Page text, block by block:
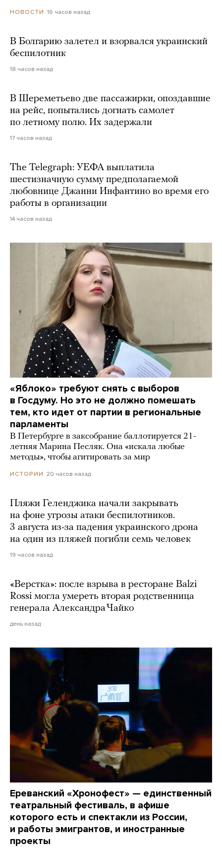
НОВОСТИ 16 часов назад
В Болгарию залетел и взорвался украинский
беспилотник
18 часов назад
В Шереметьево две пассажирки, опоздавшие
на рейс, попытались догнать самолет
по летному полю. Их задержали
17 часов назад
The Telegraph: УЕФА выплатила
шестизначную сумму предполагаемой
любовнице Джанни Инфантино во время его
работы в организации
14 часов назад
«Яблоко» требуют снять с выборов
в Госдуму. Но это не должно помешать
тем, кто идет от партии в региональные
парламенты
В Петербурге в заксобрание баллотируется 21-
летняя Марина Песляк. Она «искала любые
методы», чтобы агитировать за мир
ИСТОРИИ 20 часов назад
Пляжи Геленджика начали закрывать
на фоне угрозы атаки беспилотников.
3 августа из-за падения украинского дрона
на один из пляжей погибли семь человек
19 часов назад
«Верстка»: после взрыва в ресторане Balzi
Rossi могла умереть вторая родственница
генерала Александра Чайко
день назад
Ереванский «Хронофест» — единственный
театральный фестиваль, в афише
которого есть и спектакли из России,
и работы эмигрантов, и иностранные
проекты